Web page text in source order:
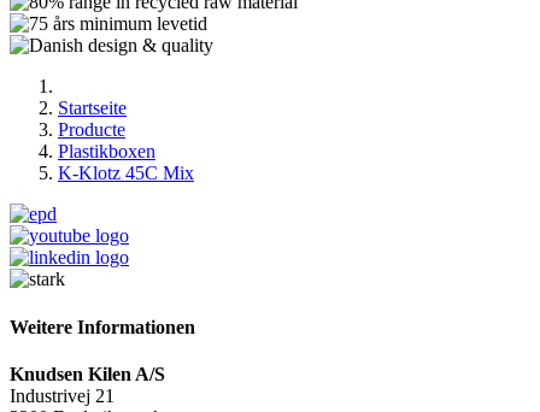
Startseite
Producte
Plastikboxen
K-Klotz 45C Mix
Weitere Informationen
Knudsen Kilen A/S
Industrivej 21